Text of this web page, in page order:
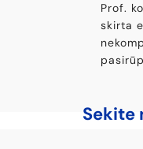
Prof.
skirta
Sekite